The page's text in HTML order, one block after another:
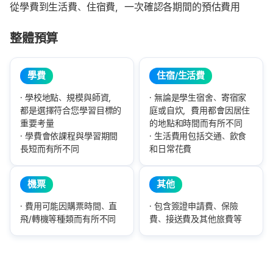
從學費到生活費、住宿費，一次確認各期間的預估費用
整體預算
學費
學校地點、規模與師資，
都是選擇符合您學習目標的
重要考量
學費會依課程與學習期間
長短而有所不同
住宿/生活費
無論是學生宿舍、寄宿家
庭或自炊，費用都會因居住
的地點和時間而有所不同
生活費用包括交通、飲食
和日常花費
機票
費用可能因購票時間、直
飛/轉機等種類而有所不同
其他
包含簽證申請費、保險
費、接送費及其他旅費等